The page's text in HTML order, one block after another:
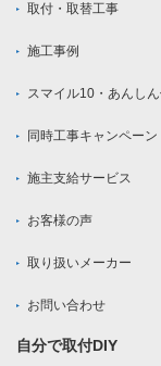
取付・取替工事
施工事例
スマイル10・あんし
同時工事キャンペーン
施主支給サービス
お客様の声
取り扱いメーカー
お問い合わせ
自分で取付DIY